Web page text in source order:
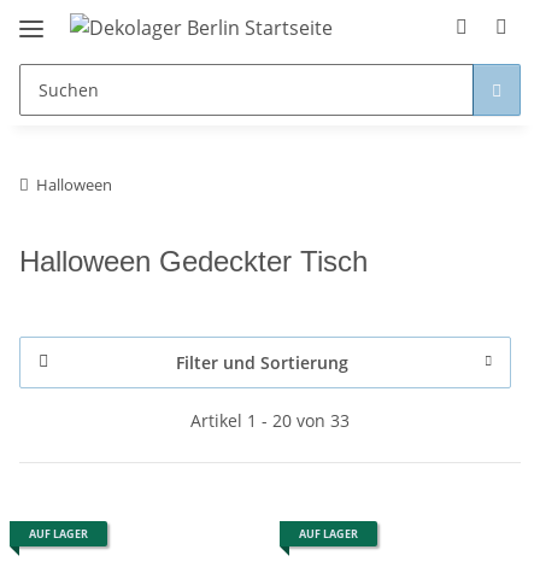
Halloween
Halloween Gedeckter Tisch
Filter und Sortierung
Artikel 1 - 20 von 33
AUF LAGER AUF LAGER